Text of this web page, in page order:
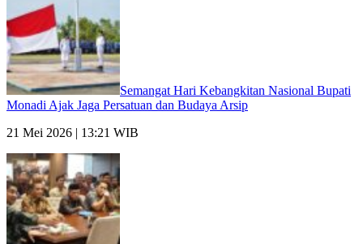
Semangat Hari Kebangkitan Nasional Bupati
Monadi Ajak Jaga Persatuan dan Budaya Arsip
21 Mei 2026 | 13:21 WIB